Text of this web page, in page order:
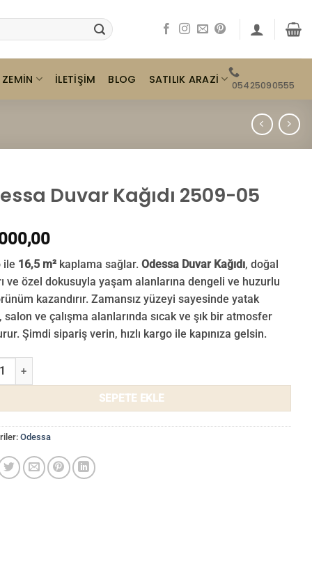
ZEMIN İLETIŞIM BLOG SATILIK ARAZI 05425090555
Duvar Kağıdı 2509-05
ile 16,5 m²kaplama sağlar. Odessa Duvar Kağıdı, doğal
ve özel dokusuyla yaşam alanlarına dengeli ve huzurlu
kazandırır. Zamansız yüzeyi sayesinde yatak
salon ve çalışma alanlarında sıcak ve şık bir atmosfer
Şimdi sipariş verin, hızlı kargo ile kapınıza gelsin.
Duvar Kağıdı 2509-05 adet
SEPETE EKLE
Odessa